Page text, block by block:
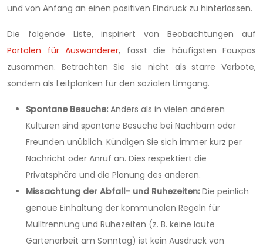
und von Anfang an einen positiven Eindruck zu hinterlassen.
Die folgende Liste, inspiriert von Beobachtungen auf
Portalen für Auswanderer, fasst die häufigsten Fauxpas
zusammen. Betrachten Sie sie nicht als starre Verbote,
sondern als Leitplanken für den sozialen Umgang.
Spontane Besuche: Anders als in vielen anderen
Kulturen sind spontane Besuche bei Nachbarn oder
Freunden unüblich. Kündigen Sie sich immer kurz per
Nachricht oder Anruf an. Dies respektiert die
Privatsphäre und die Planung des anderen.
Missachtung der Abfall- und Ruhezeiten: Die peinlich
genaue Einhaltung der kommunalen Regeln für
Mülltrennung und Ruhezeiten (z. B. keine laute
Gartenarbeit am Sonntag) ist kein Ausdruck von